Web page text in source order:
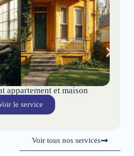
appartement et maison
le service
Voir tous nos services